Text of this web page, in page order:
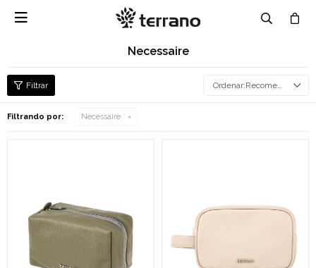

Necessaire
Recomendados
Filtrando por: Necessaire